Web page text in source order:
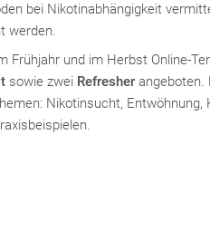
bei Nikotinabhängigkeit
werden.
Frühjahr und im Herbst Online-
sowie zwei Refresher angeboten.
Nikotinsucht,